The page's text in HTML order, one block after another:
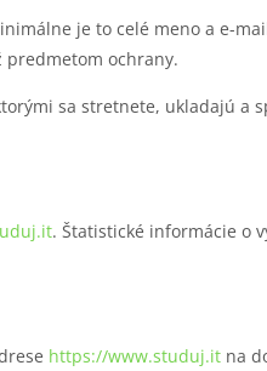
je to celé meno a e-
predmetom ochrany.
sa stretnete, ukladajú a
. Štatistické informácie o
https://www.studuj.itna